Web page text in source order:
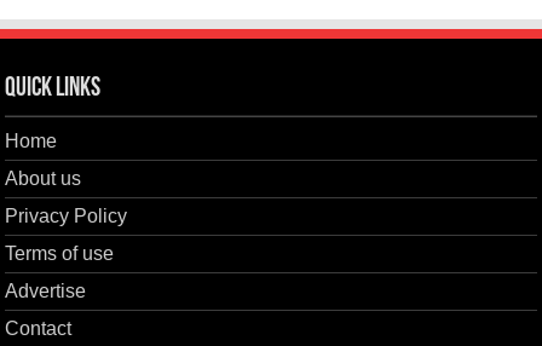
Quick Links
Home
About us
Privacy Policy
Terms of use
Advertise
Contact